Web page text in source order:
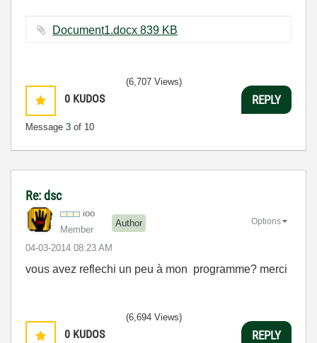
Document1.docx ‏839 KB
0 KUDOS
Message 3 of 10
(6,707 Views)
REPLY
Re: dsc
ioo
Member
Author
‎04-03-2014 08:23 AM
Options
vous avez reflechi un peu à mon programme? merci
0 KUDOS
(6,694 Views)
REPLY